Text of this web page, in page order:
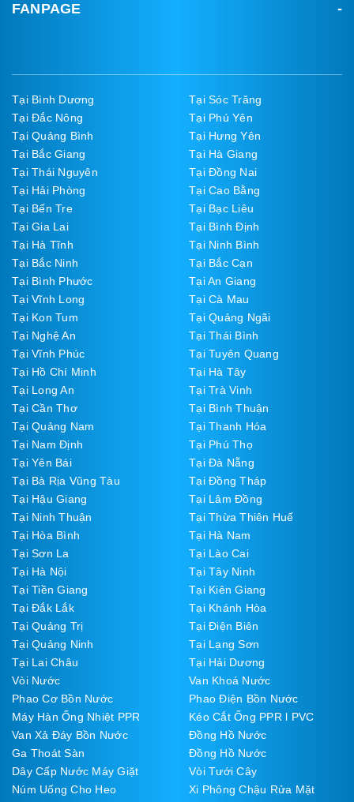
FANPAGE
Tại Bình Dương
Tại Sóc Trăng
Tại Đắc Nông
Tại Phú Yên
Tại Quảng Bình
Tại Hưng Yên
Tại Bắc Giang
Tại Hà Giang
Tại Thái Nguyên
Tại Đồng Nai
Tại Hải Phòng
Tại Cao Bằng
Tại Bến Tre
Tại Bạc Liêu
Tại Gia Lai
Tại Bình Định
Tại Hà Tĩnh
Tại Ninh Bình
Tại Bắc Ninh
Tại Bắc Cạn
Tại Bình Phước
Tại An Giang
Tại Vĩnh Long
Tại Cà Mau
Tại Kon Tum
Tại Quảng Ngãi
Tại Nghệ An
Tại Thái Bình
Tại Vĩnh Phúc
Tại Tuyên Quang
Tại Hồ Chí Minh
Tại Hà Tây
Tại Long An
Tại Trà Vinh
Tại Cần Thơ
Tại Bình Thuận
Tại Quảng Nam
Tại Thanh Hóa
Tại Nam Định
Tại Phú Thọ
Tại Yên Bái
Tại Đà Nẵng
Tại Bà Rịa Vũng Tàu
Tại Đồng Tháp
Tại Hậu Giang
Tại Lâm Đồng
Tại Ninh Thuận
Tại Thừa Thiên Huế
Tại Hòa Bình
Tại Hà Nam
Tại Sơn La
Tại Lào Cai
Tại Hà Nội
Tại Tây Ninh
Tại Tiền Giang
Tại Kiên Giang
Tại Đắk Lắk
Tại Khánh Hòa
Tại Quảng Trị
Tại Điện Biên
Tại Quảng Ninh
Tại Lạng Sơn
Tại Lai Châu
Tại Hải Dương
Vòi Nước
Van Khoá Nước
Phao Cơ Bồn Nước
Phao Điện Bồn Nước
Máy Hàn Ống Nhiệt PPR
Kéo Cắt Ống PPR l PVC
Van Xả Đáy Bồn Nước
Đồng Hồ Nước
Ga Thoát Sàn
Đồng Hồ Nước
Dây Cấp Nước Máy Giặt
Vòi Tưới Cây
Núm Uống Cho Heo
Xi Phông Chậu Rửa Mặt